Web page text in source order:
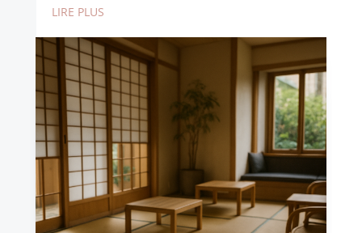
LIRE PLUS